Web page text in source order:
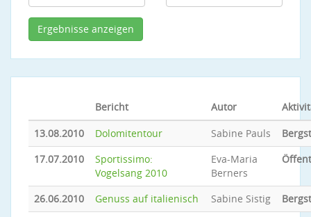
Bericht Autor
13.08.2010
Dolomitentour Sabine Pauls
17.07.2010
Sportissimo:
Vogelsang 2010
Eva-Maria
Berners
26.06.2010 Genuss auf italienisch Sabine Sistig